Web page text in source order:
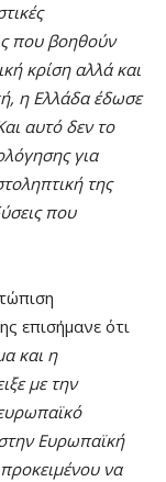
που βοηθούν
κρίση αλλά και
η Ελλάδα έδωσε
αυτό δεν το
για
της
που
επισήμανε ότι
και η
με την
Ευρωπαϊκή
να